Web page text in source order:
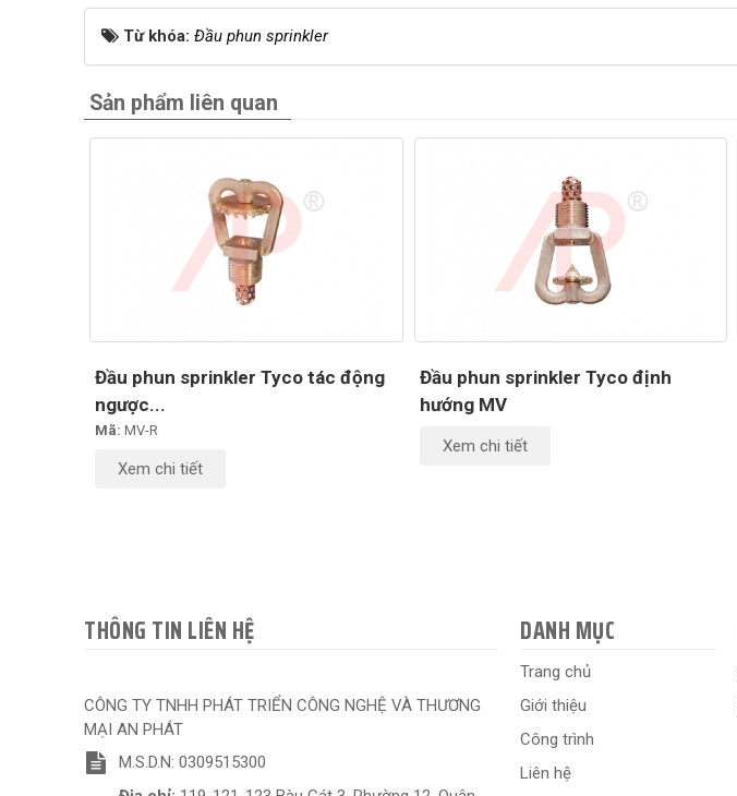
Từ khóa: Đầu phun sprinkler
Sản phẩm liên quan
Đầu phun sprinkler Tyco tác động
ngược...
Mã: MV-R
Xem chi tiết
Đầu phun sprinkler Tyco định
hướng MV
Xem chi tiết
THÔNG TIN LIÊN HỆ
CÔNG TY TNHH PHÁT TRIỂN CÔNG NGHỆ VÀ THƯƠNG
MẠI AN PHÁT
M.S.D.N: 0309515300
DANH MỤC
Trang chủ
Giới thiệu
Công trình
Liên hệ